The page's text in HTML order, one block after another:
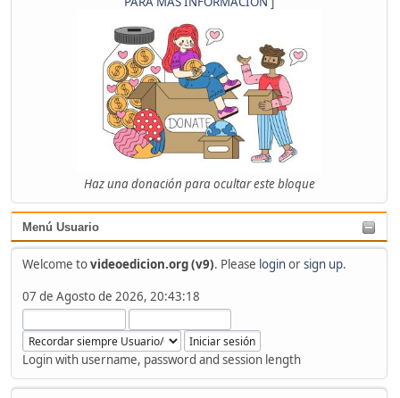
Haz una donación para ocultar este bloque
Menú Usuario
Welcome tovideoedicion.org (v9). Please loginorsign up.
07 de Agosto de 2026, 20:43:18
Login with username, password and session length